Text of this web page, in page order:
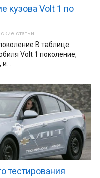
кузова Volt 1 по
статьи
В таблице
Volt 1 поколение,
тестирования